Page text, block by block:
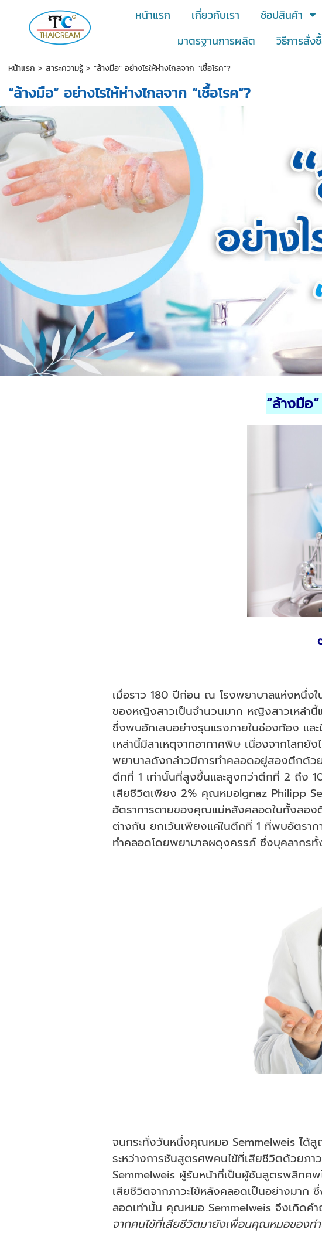
หน้าแรก เกี่ยวกับเรา ช้อปสินค้า
มาตรฐานการผลิต
วิธีการสั่ง
หน้าแรก > สาระความรู้> “ล้างมือ” อย่างไรให้ห่างไกลจาก “เชื้อโรค”?
“ล้างมือ” อย่างไรให้ห่างไกลจาก “เชื้อโรค”?
“ล้างมือ”
เมื่อราว 180 ปีก่อน ณ โรงพยาบาลแห่งหนึ่ง
ของหญิงสาวเป็นจำนวนมาก หญิงสาวเหล่า
ซึ่งพบอักเสบอย่างรุนแรงภายในช่องท้อง แล
เหล่านี้มีสาเหตุจากอากาศพิษ เนื่องจากโลกยั
พยาบาลดังกล่าวมีการทำคลอดอยู่สองตึกด้ว
ตึกที่ 1 เท่านั้นที่สูงขึ้นและสูงกว่าตึกที่ 2 ถึง
เสียชีวิตเพียง 2% คุณหมอIgnaz Philipp
อัตราการตายของคุณแม่หลังคลอดในทั้งสอ
ต่างกัน ยกเว้นเพียงแค่ในตึกที่ 1 ที่พบอัตรา
ทำคลอดโดยพยาบาลผดุงครรภ์ ซึ่งบุคลากร
จนกระทั่งวันหนึ่งคุณหมอ Semmelweis ได้
ระหว่างการชันสูตรศพคนไข้ที่เสียชีวิตด้วยภ
Semmelweis ผู้รับหน้าที่เป็นผู้ชันสูตรพลิกศ
เสียชีวิตจากภาวะไข้หลังคลอดเป็นอย่างมาก
ลอดเท่านั้น คุณหมอ Semmelweis จึงเกิดคำ
จากคนไข้ที่เสียชีวิตมายังเพื่อนคุณหมอของท่